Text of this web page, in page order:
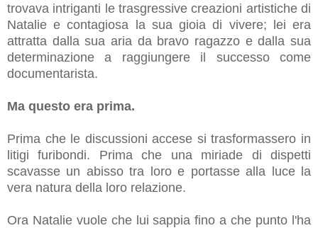
trovava intriganti le trasgressive creazioni artistiche di
Natalie e contagiosa la sua gioia di vivere; lei era
attratta dalla sua aria da bravo ragazzo e dalla sua
determinazione a raggiungere il successo come
documentarista.
Ma questo era prima.
Prima che le discussioni accese si trasformassero in
litigi furibondi. Prima che una miriade di dispetti
scavasse un abisso tra loro e portasse alla luce la
vera natura della loro relazione.
Ora Natalie vuole che lui sappia fino a che punto l'ha